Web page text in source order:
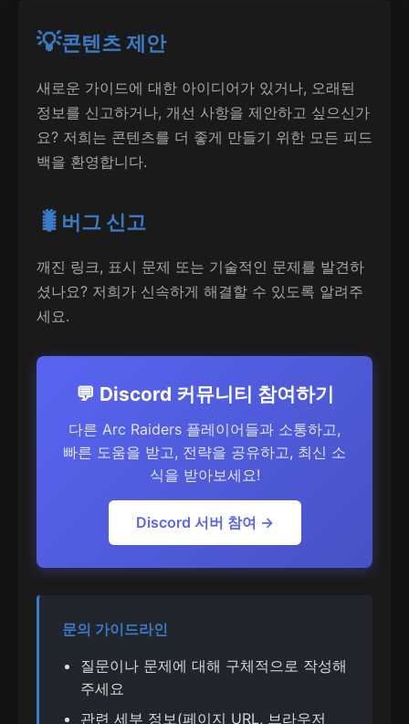
💡콘텐츠 제안
새로운 가이드에 대한 아이디어가 있거나, 오래된
정보를 신고하거나, 개선 사항을 제안하고 싶으신가
요? 저희는 콘텐츠를 더 좋게 만들기 위한 모든 피드
백을 환영합니다.
🐛 버그 신고
깨진 링크, 표시 문제 또는 기술적인 문제를 발견하
셨나요? 저희가 신속하게 해결할 수 있도록 알려주
세요.
💬 Discord 커뮤니티 참여하기
다른 Arc Raiders 플레이어들과 소통하고,
빠른 도움을 받고, 전략을 공유하고, 최신 소
식을 받아보세요!
Discord 서버 참여 →
문의 가이드라인
질문이나 문제에 대해 구체적으로 작성해
주세요
관련 세부 정보(페이지 URL, 브라우저